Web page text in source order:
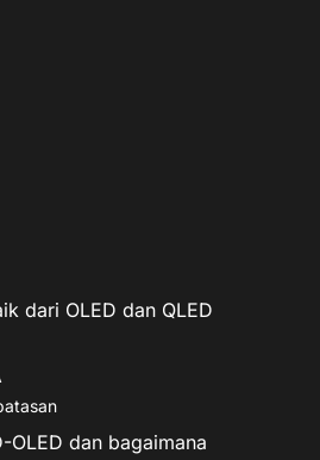
dari OLED dan QLED
OLED dan bagaimana